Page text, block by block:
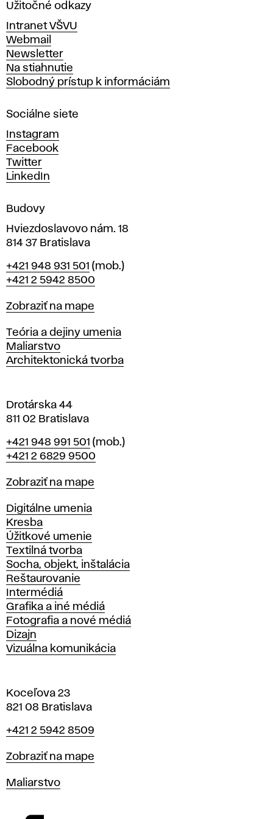
a
ý
t
v
a
r
ý
c
h
u
m
e
í
v
r
a
i
l
a
v
Užitočné odkazy
Intranet VŠVU
Webmail
Newsletter
Na stiahnutie
Slobodný prístup k informáciám
Sociálne siete
Instagram
Facebook
Twitter
LinkedIn
Budovy
Hviezdoslavovo nám. 18
814 37 Bratislava
Telefón
+421 948 931 501 (mob.)
+421 2 5942 8500
Mapa
Zobraziť na mape
Katedry
Teória a dejiny umenia
Maliarstvo
Architektonická tvorba
Drotárska 44
811 02 Bratislava
Telefón
+421 948 991 501 (mob.)
+421 2 6829 9500
Mapa
Zobraziť na mape
Katedry
Digitálne umenia
Kresba
Úžitkové umenie
Textilná tvorba
Socha, objekt, inštalácia
Reštaurovanie
Intermédiá
Grafika a iné médiá
Fotografia a nové médiá
Dizajn
Vizuálna komunikácia
Koceľova 23
821 08 Bratislava
Telefón
+421 2 5942 8509
Mapa
Zobraziť na mape
Katedry
Maliarstvo